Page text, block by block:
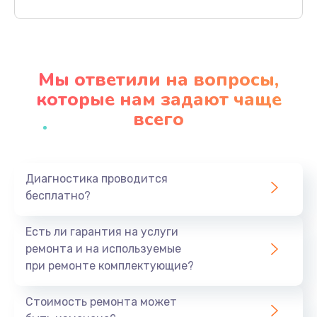
Заказать
Профилактическая чистка
Заказать
1440 руб.
Мы ответили на вопросы,
которые нам задают чаще
всего
Диагностика проводится
бесплатно?
Есть ли гарантия на услуги
ремонта и на используемые
при ремонте комплектующие?
Стоимость ремонта может